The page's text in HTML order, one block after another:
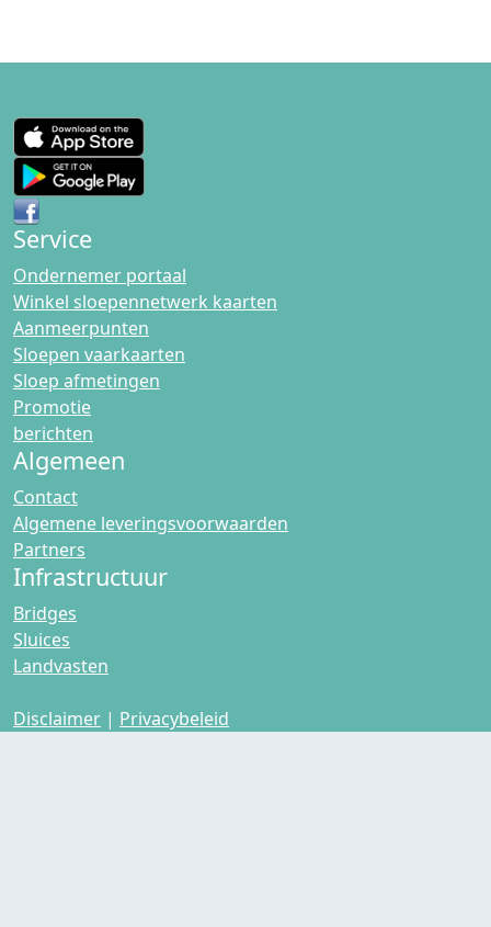
Service
Ondernemer portaal
Winkel sloepennetwerk kaarten
Aanmeerpunten
Sloepen vaarkaarten
Sloep afmetingen
Promotie
berichten
Algemeen
Contact
Algemene leveringsvoorwaarden
Partners
Infrastructuur
Bridges
Sluices
Landvasten
Disclaimer | Privacybeleid